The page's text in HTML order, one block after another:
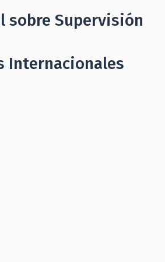
sobre Supervisión
Internacionales